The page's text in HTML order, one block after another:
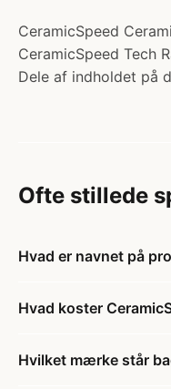
CeramicSpeed
CeramicSpeed Tech
Dele af indholdet på
Ofte stillede
Hvad er navnet på
Hvad koster
Hvilket mærke står